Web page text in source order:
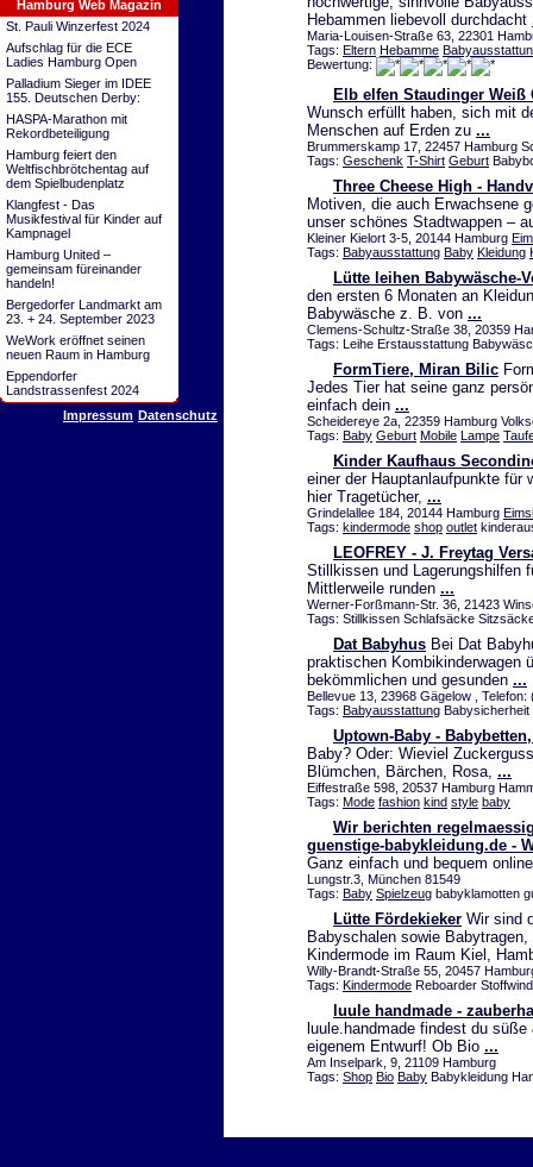
Hamburg Web Magazin
St. Pauli Winzerfest 2024
Aufschlag für die ECE
Ladies Hamburg Open
Palladium Sieger im IDEE
155. Deutschen Derby:
HASPA-Marathon mit
Rekordbeteiligung
Hamburg feiert den
Weltfischbrötchentag auf
dem Spielbudenplatz
Klangfest - Das
Musikfestival für Kinder auf
Kampnagel
Hamburg United –
gemeinsam füreinander
handeln!
Bergedorfer Landmarkt am
23. + 24. September 2023
WeWork eröffnet seinen
neuen Raum in Hamburg
Eppendorfer
Landstrassenfest 2024
Impressum Datenschutz
Hebammen liebevoll durchdacht
Maria-Louisen-Straße 63, 22301
Tags: Eltern Hebamme
Bewertung:
Elb elfen Staudinger Weiß
Wunsch erfüllt haben, sich mit
Menschen auf Erden zu ...
Brummerskamp 17, 22457 Hamburg
Tags: Geschenk T-Shirt Geburt
Three Cheese High -
Motiven, die auch Erwachsene
unser schönes Stadtwappen –
Kleiner Kielort 3-5, 20144 Hamburg
Tags: Babyausstattung Baby Kleidung
Lütte leihen Babywäsche-
den ersten 6 Monaten an
Babywäsche z. B. von ...
Clemens-Schultz-Straße 38, 20359
Tags: Leihe Erstausstattung
FormTiere, Miran Bilic
Jedes Tier hat seine ganz
einfach dein ...
Scheidereye 2a, 22359 Hamburg
Tags: Baby Geburt Mobile Lampe
Kinder Kaufhaus
einer der Hauptanlaufpunkte für
hier Tragetücher, ...
Grindelallee 184, 20144 Hamburg
Tags: kindermode shop outlet
LEOFREY - J. Freytag
Stillkissen und Lagerungshilfen
Mittlerweile runden ...
Werner-Forßmann-Str. 36, 21423
Tags: Stillkissen Schlafsäcke
Dat Babyhus Bei Dat
praktischen Kombikinderwagen
bekömmlichen und gesunden ...
Bellevue 13, 23968 Gägelow , Telefon:
Tags: Babyausstattung Babysicherheit
Uptown-Baby -
Baby? Oder: Wieviel
Blümchen, Bärchen, Rosa, ...
Eiffestraße 598, 20537 Hamburg
Tags: Mode fashion kind style baby
Wir berichten
guenstige-babykleidung.de -
Ganz einfach und bequem
Lungstr.3, München 81549
Tags: Baby Spielzeug babyklamotten
Lütte Fördekieker Wir sind
Babyschalen sowie
Kindermode im Raum Kiel,
Willy-Brandt-Straße 55, 20457
Tags: Kindermode Reboarder
luule handmade -
luule.handmade findest du
eigenem Entwurf! Ob Bio ...
Am Inselpark, 9, 21109 Hamburg
Tags: Shop Bio Baby Babykleidung